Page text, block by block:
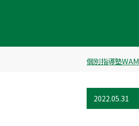
個別指導塾WAM
2022.05.31